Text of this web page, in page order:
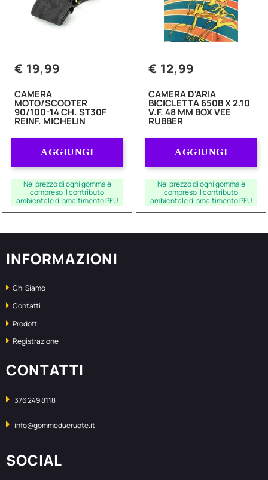
€ 19,99
CAMERA
MOTO/SCOOTER
90/100-14 CH. ST30F
REINF. MICHELIN
AGGIUNGI
Nel prezzo di ogni gomma è
compreso il contributo
ambientale di smaltimento PFU
€ 12,99
CAMERA D'ARIA
BICICLETTA 650B X 2.10
V.F. 48 MM BOX VEE
RUBBER
AGGIUNGI
Nel prezzo di ogni gomma è
compreso il contributo
ambientale di smaltimento PFU
INFORMAZIONI
Chi Siamo
Contatti
Prodotti
Registrazione
CONTATTI
376 249 8118
info@gommedueruote.it
SOCIAL